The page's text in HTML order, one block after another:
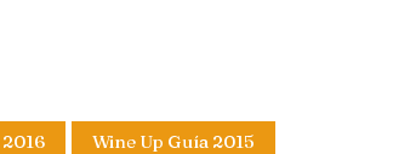
Wine Up Guía 2015